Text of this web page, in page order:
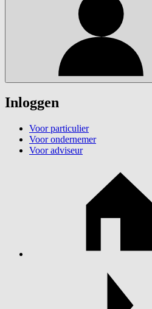
Inloggen
Voor particulier
Voor ondernemer
Voor adviseur